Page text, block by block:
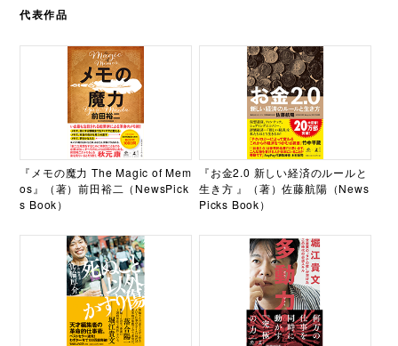
代表作品
『メモの魔力 The Magic of Mem
os』（著）前田裕二（NewsPick
s Book）
『お金2.0 新しい経済のルールと
生き方 』（著）佐藤航陽（News
Picks Book）